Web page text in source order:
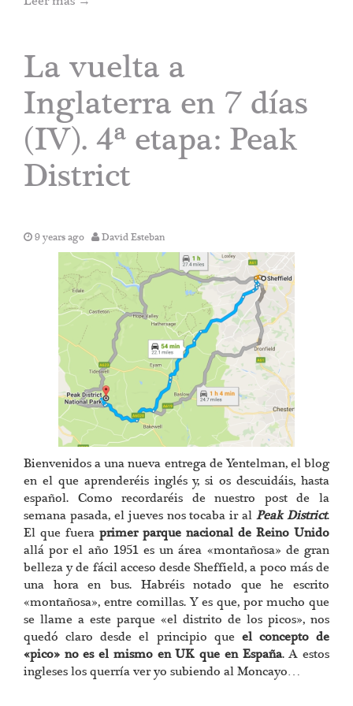
La vuelta a
Inglaterra en 7 días
(IV). 4ª etapa: Peak
District
9 years ago David Esteban
Bienvenidos a una nueva entrega de Yentelman, el blog
en el que aprenderéis inglés y, si os descuidáis, hasta
español. Como recordaréis de nuestro post de la
semana pasada, el jueves nos tocaba ir alPeak District.
El que fuera primer parque nacional de Reino Unido
allá por el año 1951 es un área «montañosa» de gran
belleza y de fácil acceso desde Sheffield, a poco más de
una hora en bus. Habréis notado que he escrito
«montañosa», entre comillas. Y es que, por mucho que
se llame a este parque «el distrito de los picos», nos
quedó claro desde el principio que el concepto de
«pico» no es el mismo en UK que en España. A estos
ingleses los querría ver yo subiendo al Moncayo…